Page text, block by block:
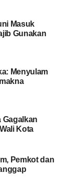
Masuk
Gunakan
Menyulam
Gagalkan
Kota
Pemkot dan